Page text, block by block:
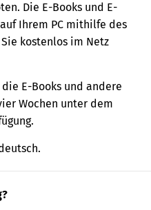
Die E-Books und E-
Ihrem PC mithilfe des
kostenlos im Netz
E-Books und andere
Wochen unter dem